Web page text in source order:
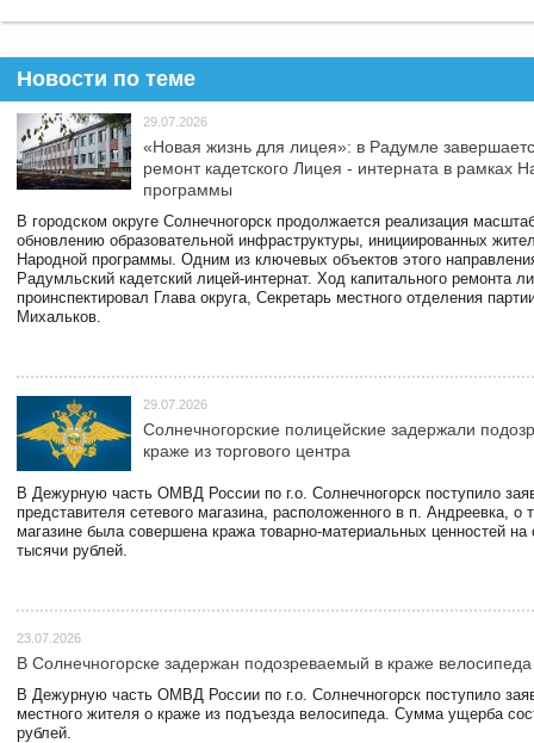
Новости по теме
29.07.2026
«Новая жизнь для лицея»: в Радумле
ремонт кадетского Лицея - интерната в рамках
программы
В городском округе Солнечногорск продолжается реализация
обновлению образовательной инфраструктуры, инициированных
Народной программы. Одним из ключевых объектов этого
Радумльский кадетский лицей-интернат. Ход капитального ремонта
проинспектировал Глава округа, Секретарь местного отделения
Михальков.
29.07.2026
Солнечногорские полицейские задержали
краже из торгового центра
В Дежурную часть ОМВД России по г.о. Солнечногорск поступило
представителя сетевого магазина, расположенного в п. Андреевка, о
магазине была совершена кража товарно-материальных ценностей
тысячи рублей.
23.07.2026
В Солнечногорске задержан подозреваемый в краже велосипеда
В Дежурную часть ОМВД России по г.о. Солнечногорск поступило
местного жителя о краже из подъезда велосипеда. Сумма ущерба
рублей.